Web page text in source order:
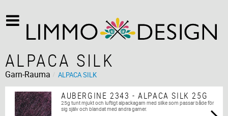
ALPACA SILK
Garn-Rauma ALPACA SILK
AUBERGINE 2343 - ALPACA SILK 25G
25g tunt mjukt och luftigt alpackagarn med silke som passar både för
sig själv och blandat med andra garner.